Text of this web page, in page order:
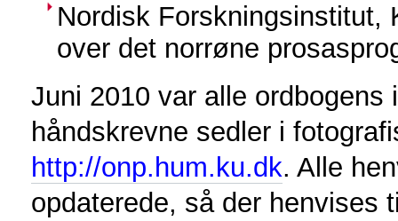
Nordisk Forskningsinstitut,
over det norrøne
Juni 2010 var alle
håndskrevne sedler i
http://onp.hum.ku.dk. Alle
opdaterede, så der henvises